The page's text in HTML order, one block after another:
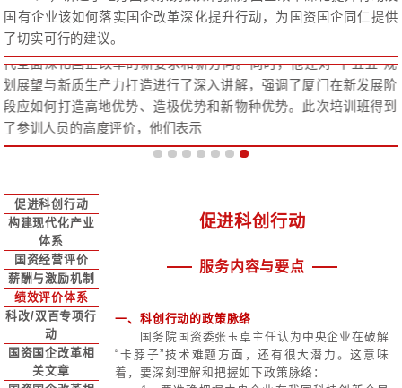
高格局推动国资国企改革华彩支持郑州
发展
国资,国企改革,郑州,华彩,高质量
常委会第十四次会议上做《高格局推动国资国企改革
州经济发展》的专题讲座。市人大常委会主任周富
主任蒿铁群、周亚民、朱河顺、宋洁、魏东出席，
市政府相关职能部门负责同志，部分市人大代表共
议。
华彩咨询助力湖州国资国企深化改革培
举办
湖州,国资,华彩,助力,国企
市委党校与湖州国资国企交流十五五战略规划与国资
万纲总裁围绕国资国企改革深化提升行动展开深入
绍了国企改革三年行动2.0版，即国企改革深化提
2025），并强调其三十四个重点落实维度。借力国资
万纲总裁特别指出，促进科创行动对于构建现代化产
键意义。
华彩咨询总裁白万纲受邀在2024国企
流会上发表主旨演讲
国企改革,华彩,受邀,主旨,交流会
业作为国民经济的重要支柱，其改革创新的步伐备受
12月13日，国企改革创新交流会在北京举行，汇聚
库、学术专家、企业家、行业协会等各界精英，围
质生产力等话题展开深入交流，分享创新的路径，围
打造现代新国企”进行了圆桌对话。
改革深化促发展丨华彩咨询助力河南交
2024年10月24日，华彩咨询总裁白万纲博士受邀赴
探讨《国企改革深化提升行动落实及三中全会下的国
化提升行动的三十四个重点落实维度，建议河南交投
前瞻性战略性新兴产业，充分发挥国有龙头企业在产
中的支撑带动作用、推动传统产业数字化智能化绿
等。
国资运营新格局|华彩咨询赋能河南资
布局大战略
国资,华彩,河南,格局,布局
交流分享集团的未来发展，作 “国资布局大战略，国
主题的专题讲座。河南资本集团党委书记、董事长
理、党委副书记、副董事长秦岭及集团领导班子成
团本部各单位及控股企业、河南省国有资本运营联盟
负责人等共110余人现场参会。
管理提升 勇毅笃行|华彩咨询支持湖北
团管控
勇毅,笃行,管控,湖北,华彩
堂，作了《国企深化改革背景下的集团管控与管理提
座。湖北文旅集团领导、在汉子公司主要负责人和
工100余人在主会场参加培训学习，二级子公司、三
干部在各视频分会场参加培训学习。本次讲座正值国
关键时期，湖北文旅集团积极响应改革号召，深入探
管理提升的路径。
十五五前瞻丨华彩携手金山国资共创高
共创,金山,国资,华彩,前瞻
为扎实上海金山区国企国资“十五五”规划前期研究，
区国资国企“十五五”规划专题培训。金山区国资委
班子成员及兄弟区属企业相关负责人也一并参加本次
总裁结合当前经济形势，深入分析了国资改革面临
建议金山国有企业十五五期间，高度重视“治理+改
题，紧紧围绕创新引领和高质量发展，做好全域国有
有资本、全矩阵新质生产力等的经营和提升，积极应
式转变、技术创新、
华彩咨询携手深圳改革干部学院提升浙
改革行动
改革,华彩,浙江,深圳,深化
层领导培训“深化三项制度改革，完善市场化经营机
咨询总裁白万纲博士首先深入解读了在市场化机制
控面临的新形势与新挑战，强调其对企业发展的关
浙江财开公司的实际业务情况，详细探讨了如何针对
有效的集团管控。包括如何合理配置资源、实现战略
风险防控等内容，提供了具有针对性和可操作性的思
次培训得到了浙江财开中高层领导的高度认可和好
华彩白万纲助力厦门市国资委举办国企
展望培训班
国资委,厦门市,培训班,国企改革
场专题培训班，旨在探讨国企改革与“十五五”规划的
动国有企业高质量发展。华彩咨询公司执行董事、总
特邀专家，为200余名参训人员提供了专业指导。白
重点分析了党的二十届三中全会背景下的国资国企改
代全面深化国企改革的新要求和新方向。同时，他还
划展望与新质生产力打造进行了深入讲解，强调了厦
段应如何打造高地优势、造极优势和新物种优势。此
华彩咨询斩获2023管理咨询与培训年会
六项精品工具、优秀产品与精
殊荣
企业联合会培训工作委员会主办，理臣中国有限公
管理咨询与培训年会”在厦门成功召开。华彩咨询致
聚焦于为国资监管机构及央国企、领袖民企服务，在
别斩获了精品工具、优秀产品与精品课程等六项行业
白万纲为黑龙江省国资系统作专题讲座
国企改革深化提升行动落实
受黑龙江省国资委邀请，华彩咨询白万纲总裁于10月
座，重点解读了《国有企业改革深化提升行
2025》，讲述了地方国资系统该如何抓好国企改革
国有企业该如何落实国企改革深化提升行动，为国
了切实可行的建议。
江斐副总裁应邀为榆能集团作专题辅导
国企改革深化提升行动
10月12日，华彩咨询副总裁江斐应邀，在陕西榆林能
轮国企改革深化提升行动指导思想、主要任务和主
改革创新实践案例，深入浅出的讲解了国企改革底层
径,，对系统各级企业深入推进国企改革发展具有很
义。
白万纲总裁受邀对河北国资作主题讲座
加快建设世界一流企业,财务管
2023年9月18日，华彩咨询总裁白万纲总裁受邀在河
理——河北省国有投资企业财务专题培训”上，作“加
流企业与集团财务管控创新”的主题讲座。河北省国
各地市国资委下属企业财务及投资负责人，超百余
训会！
江苏省苏豪控股集团有限公司
对标世界一流企业价值创造行
制项目
产投资主体。公司坚持以科学发展观为统领，以企业
理念为指引，整合各方资源，重点发展投资、贸易
业等主营业务，全力打造核心竞争力，实现全面协调
华彩咨询派出精兵强将，助力江苏苏豪编制对标世
创造行动方案。
中国贵州茅台酒厂（集团）有限责任公
对标一流企业价值创造活动项
官
融服务（产业金融方向），酒旅融合产业”三大主业
茅台酒股份有限公司为核心子公司，拥有全资、控股
家。近日，华彩咨询与茅台集团合作进行的对标世界
创造行动咨询项目圆满收官，成为华彩咨询与大消
成功合作的范例。
陕西省国有资产监督管理委员会
“十四五”规划中期评估项目启动
陕西省国资委委托华彩咨询的“十四五”规划中期评
析各省属企业、各市国资委、相关处室上报《“十四
况中期评估报告》基础上，以主要目标指标、重大战
工程项目、国家涉陕事项等进展为重点内容，进行“
期实施情况的汇总评估。